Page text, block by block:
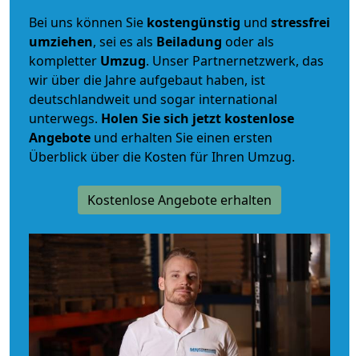
Bei uns können Sie kostengünstig und stressfrei
umziehen, sei es als Beiladung oder als
kompletter Umzug. Unser Partnernetzwerk, das
wir über die Jahre aufgebaut haben, ist
deutschlandweit und sogar international
unterwegs. Holen Sie sich jetzt kostenlose
Angebote und erhalten Sie einen ersten
Überblick über die Kosten für Ihren Umzug.
Kostenlose Angebote erhalten